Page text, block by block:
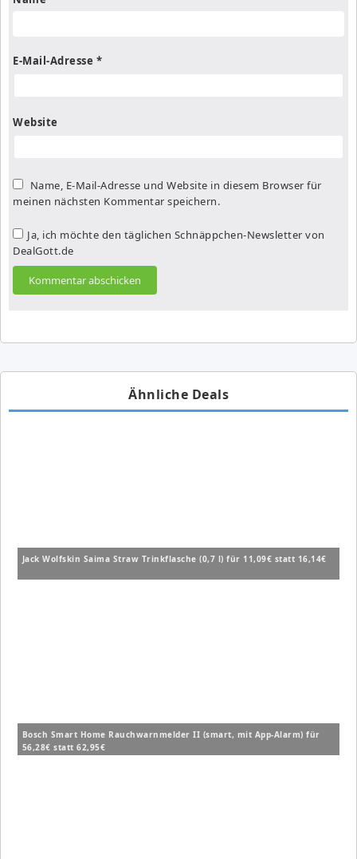
E-Mail-Adresse *
Website
Name, E-Mail-Adresse und Website in diesem Browser für
meinen nächsten Kommentar speichern.
Ja, ich möchte den täglichen Schnäppchen-Newsletter von
DealGott.de
Ähnliche Deals
Jack Wolfskin Saima Straw Trinkflasche (0,7 l) für 11,09€ statt 16,14€
Bosch Smart Home Rauchwarnmelder II (smart, mit App-Alarm) für
56,28€ statt 62,95€